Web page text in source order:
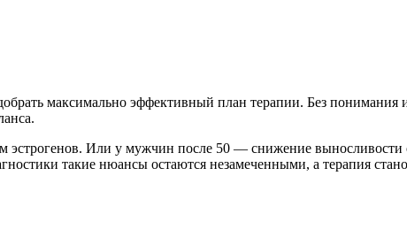
максимально эффективный план терапии. Без понимания
Или у мужчин после 50 — снижение выносливости
такие нюансы остаются незамеченными, а терапия